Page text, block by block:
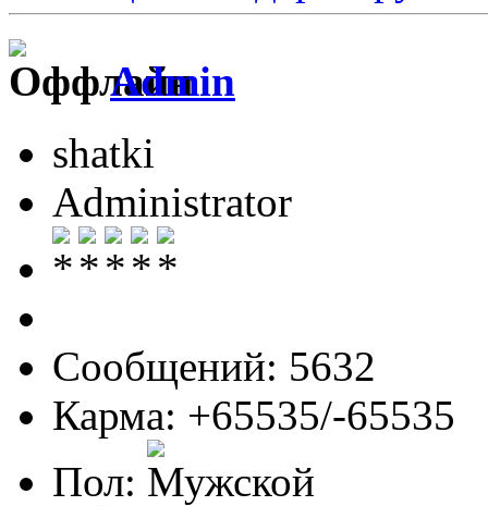
Admin
shatki
Administrator
Сообщений: 5632
Карма: +65535/-65535
Пол: